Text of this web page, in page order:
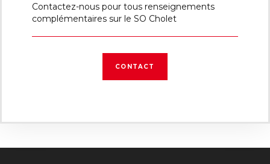
Contactez-nous pour tous renseignements
complémentaires sur le SO Cholet
CONTACT